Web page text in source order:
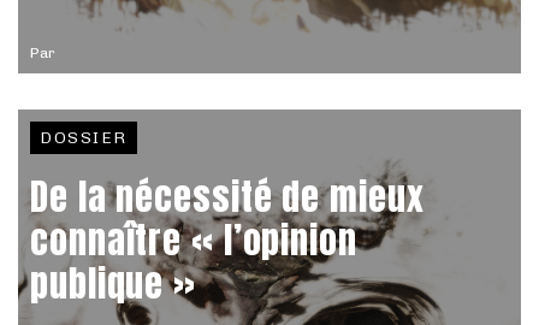
Par
DOSSIER
De la nécessité de mieux
connaître « l’opinion
publique »